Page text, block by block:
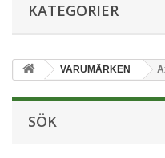
KATEGORIER
VARUMÄRKEN
SÖK